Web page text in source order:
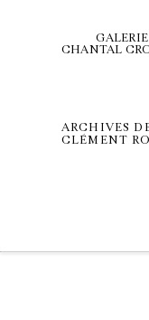
GALERIE
CHANTAL
ARCHIVES
CLÉMENT